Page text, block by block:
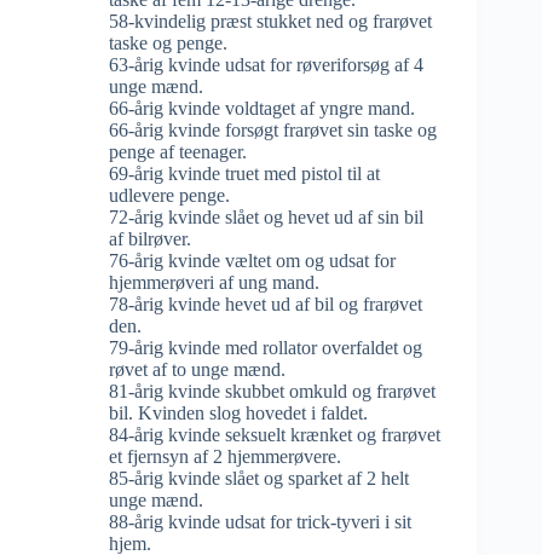
58-kvindelig præst stukket ned og frarøvet
taske og penge.
63-årig kvinde udsat for røveriforsøg af 4
unge mænd.
66-årig kvinde voldtaget af yngre mand.
66-årig kvinde forsøgt frarøvet sin taske og
penge af teenager.
69-årig kvinde truet med pistol til at
udlevere penge.
72-årig kvinde slået og hevet ud af sin bil
af bilrøver.
76-årig kvinde væltet om og udsat for
hjemmerøveri af ung mand.
78-årig kvinde hevet ud af bil og frarøvet
den.
79-årig kvinde med rollator overfaldet og
røvet af to unge mænd.
81-årig kvinde skubbet omkuld og frarøvet
bil. Kvinden slog hovedet i faldet.
84-årig kvinde seksuelt krænket og frarøvet
et fjernsyn af 2 hjemmerøvere.
85-årig kvinde slået og sparket af 2 helt
unge mænd.
88-årig kvinde udsat for trick-tyveri i sit
hjem.